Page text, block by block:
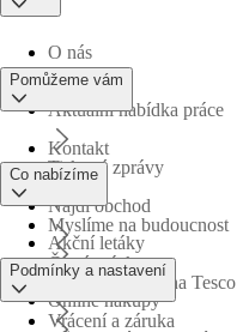
O nás
Aktuální nabídka práce
Tiskové zprávy
Myslíme na budoucnost
Obchodní skupina Tesco
Pomůžeme vám
Kontakt
Najdi obchod
Časté otázky
Vrácení a záruka
Co nabízíme
Akční letáky
Online nákupy
Podmínky a nastavení